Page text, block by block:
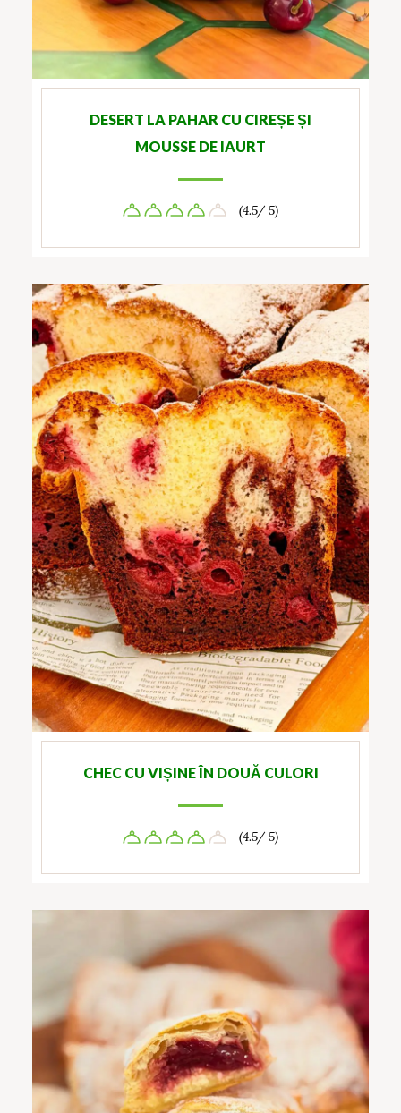
DESERT LA PAHAR CU CIREȘE ȘI
MOUSSE DE IAURT
(4.5/ 5)
CHEC CU VIȘINE ÎN DOUĂ CULORI
(4.5/ 5)